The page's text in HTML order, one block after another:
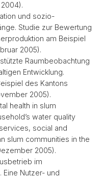
und sozio-
Studie zur Bewertung
am Beispiel
2005).
Raumbeobachtung
Entwicklung.
des Kantons
2005).
health in slum
water quality
social and
slum communities in the
2005).
im
Eine Nutzer- und